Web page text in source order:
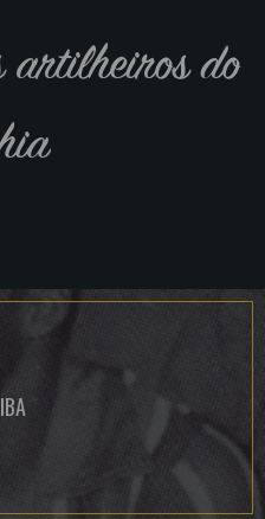
artilheiros do